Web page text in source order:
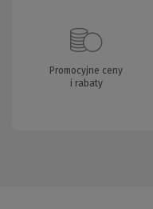
Promocyjne ceny
i rabaty